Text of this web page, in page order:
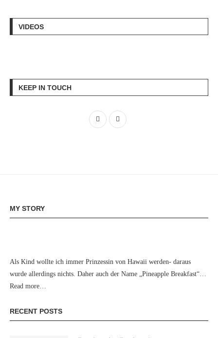
VIDEOS
KEEP IN TOUCH
MY STORY
Als Kind wollte ich immer Prinzessin von Hawaii werden- daraus
wurde allerdings nichts. Daher auch der Name „Pineapple Breakfast“…
Read more…
RECENT POSTS